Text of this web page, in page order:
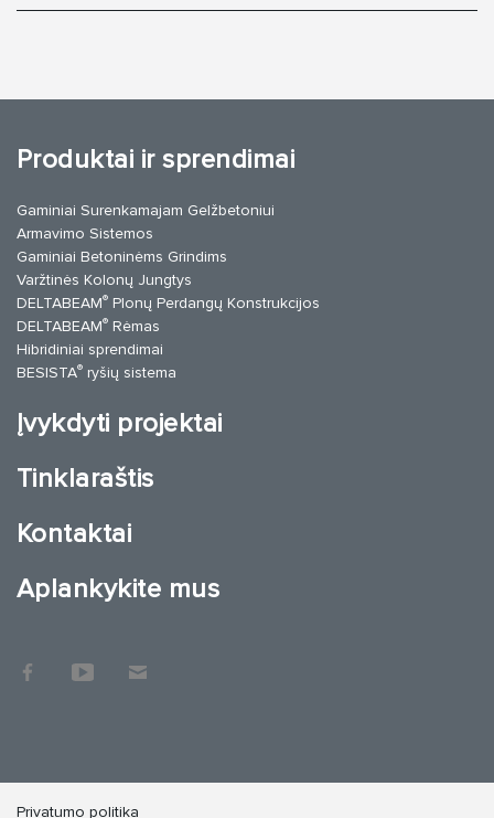
Produktai ir sprendimai
Gaminiai Surenkamajam Gelžbetoniui
Armavimo Sistemos
Gaminiai Betoninėms Grindims
Varžtinės Kolonų Jungtys
DELTABEAM® Plonų Perdangų Konstrukcijos
DELTABEAM® Rėmas
Hibridiniai sprendimai
BESISTA® ryšių sistema
Įvykdyti projektai
Tinklaraštis
Kontaktai
Aplankykite mus
Privatumo politika